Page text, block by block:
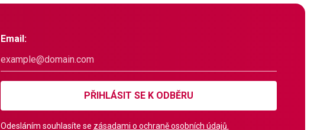
Email:
PŘIHLÁSIT SE K ODBĚRU
Odesláním souhlasíte se zásadami o ochraně osobních údajů.